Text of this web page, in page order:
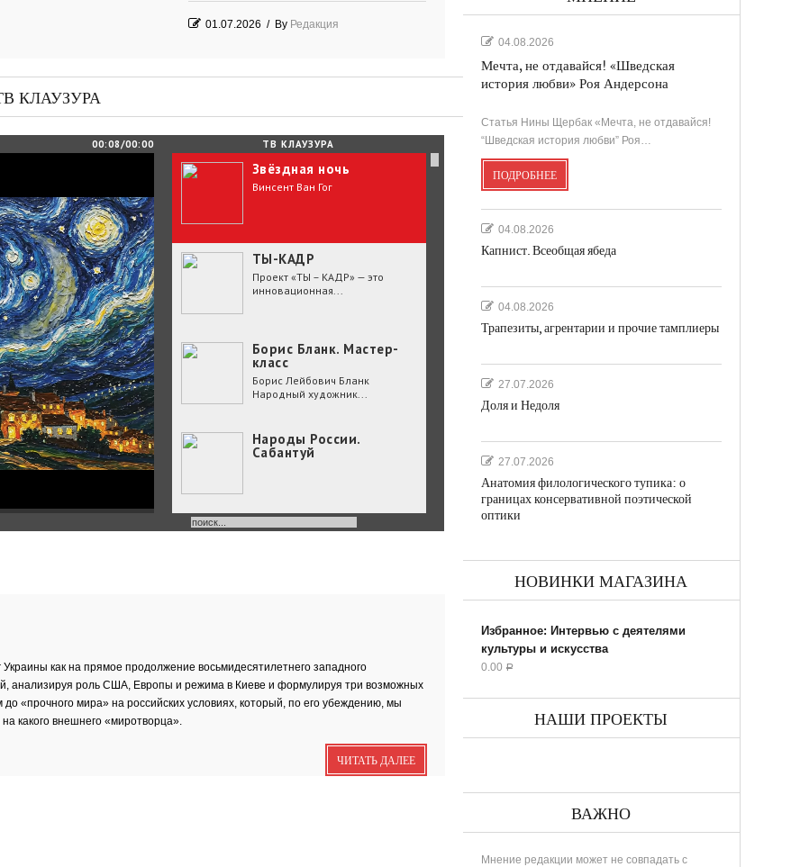
01.07.2026 / By Редакция
25.06.2026 / ByРедакция
Зелёные мемориалы памяти и славы
КЛАУЗУРА
Звёздная ночь
Винсент Ван Гог
ТЫ-КАДР
Проект «ТЫ – КАДР» — это
инновационная...
Борис Бланк. Мастер-
класс
Борис Лейбович Бланк
Народный художник...
Народы России.
Сабантуй
Народы России
В День славянской
совсем...
День славянской
24 мая славянский мир
отмечает большой праздник
ТВ КЛАУЗУРА
00:08/00:00
как на прямое продолжение восьмидесятилетнего западного
анализируя роль США, Европы и режима в Киеве и формулируя три возможных
«прочного мира» на российских условиях, который, по его убеждению, мы
какого внешнего «миротворца».
ЧИТАТЬ ДАЛЕЕ
04.08.2026
Мечта, не отдавайся! «Шведская
история любви» Роя Андерсона
Статья Нины Щербак «Мечта, не отдавайся!
“Шведская история любви” Роя…
ПОДРОБНЕЕ
04.08.2026
Капнист. Всеобщая ябеда
04.08.2026
Трапезиты, агрентарии и прочие тамплиеры
27.07.2026
Доля и Недоля
27.07.2026
Анатомия филологического тупика: о
границах консервативной поэтической
оптики
НОВИНКИ МАГАЗИНА
Избранное: Интервью с деятелями
культуры и искусства
0.00 Р
НАШИ ПРОЕКТЫ
ВАЖНО
Мнение редакции может не совпадать с